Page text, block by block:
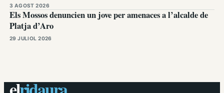
3 AGOST 2026
Els Mossos denuncien un jove per amenaces a l’alcalde de
Platja d’Aro
29 JULIOL 2026